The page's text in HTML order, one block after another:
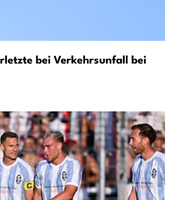
bei Verkehrsunfall bei